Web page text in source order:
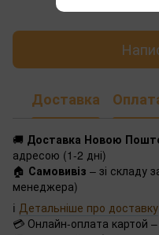
Доставка
🚚 Доставка Новою
адресою (1-2 дні)
🏠 Самовивіз – зі складу
менеджера)
ℹ️ Детальніше про доставку
💳 Онлайн-оплата картой